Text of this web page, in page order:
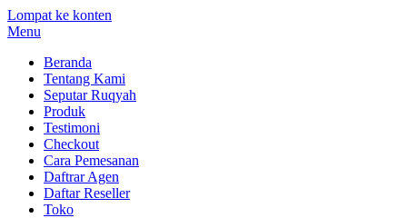
Lompat ke konten
Menu
Beranda
Tentang Kami
Seputar Ruqyah
Produk
Testimoni
Checkout
Cara Pemesanan
Daftrar Agen
Daftar Reseller
Toko